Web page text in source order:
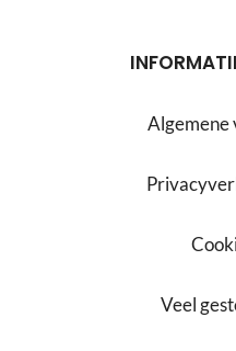
Algemene
Veel